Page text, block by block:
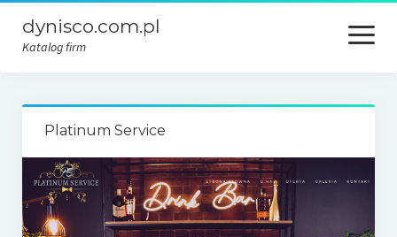
dynisco.com.pl
Katalog firm
open
menu
Platinum Service